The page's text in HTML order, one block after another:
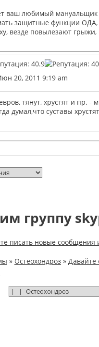
ваш любимый мануальщик
защитные функции ОДА,
везде повылезают
20, 2011 9:19 am
тянут, хрустят и пр.
думал,что суставы
группу
» Остеохондроз » Давайте